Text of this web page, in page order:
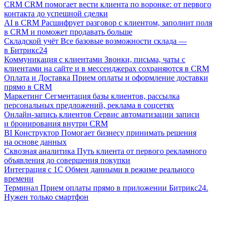
CRM CRM помогает вести клиента по воронке: от первого
контакта до успешной сделки
AI в CRM Расшифрует разговор с клиентом, заполнит поля
в CRM и поможет продавать больше
Складской учёт Все базовые возможности склада —
в Битрикс24
Коммуникация с клиентами Звонки, письма, чаты с
клиентами на сайте и в мессенджерах сохраняются в CRM
Оплата и Доставка Прием оплаты и оформление доставки
прямо в CRM
Маркетинг Сегментация базы клиентов, рассылка
персональных предложений, реклама в соцсетях
Онлайн-запись клиентов Сервис автоматизации записи
и бронирования внутри CRM
BI Конструктор Помогает бизнесу принимать решения
на основе данных
Сквозная аналитика Путь клиента от первого рекламного
объявления до совершения покупки
Интеграция с 1С Обмен данными в режиме реального
времени
Терминал Прием оплаты прямо в приложении Битрикс24.
Нужен только смартфон